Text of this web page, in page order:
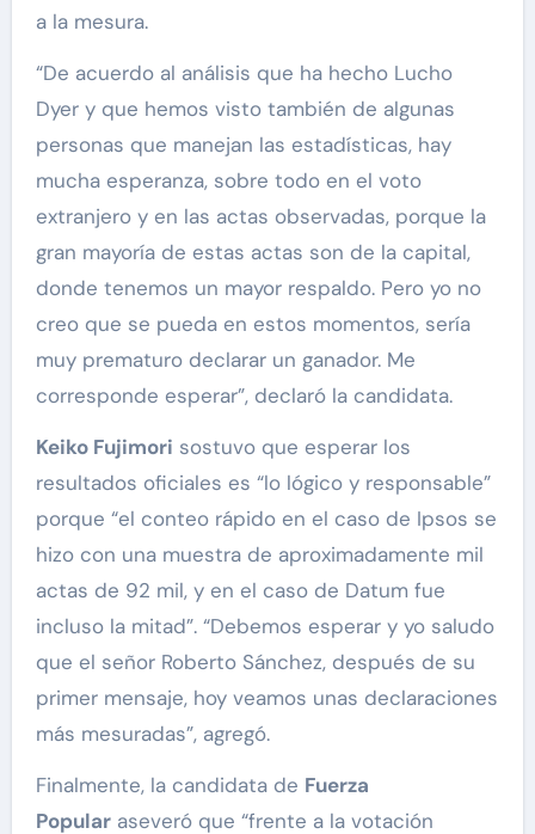
a la mesura.
“De acuerdo al análisis que ha hecho Lucho
Dyer y que hemos visto también de algunas
personas que manejan las estadísticas, hay
mucha esperanza, sobre todo en el voto
extranjero y en las actas observadas, porque la
gran mayoría de estas actas son de la capital,
donde tenemos un mayor respaldo. Pero yo no
creo que se pueda en estos momentos, sería
muy prematuro declarar un ganador. Me
corresponde esperar”, declaró la candidata.
Keiko Fujimori sostuvo que esperar los
resultados oficiales es “lo lógico y responsable”
porque “el conteo rápido en el caso de Ipsos se
hizo con una muestra de aproximadamente mil
actas de 92 mil, y en el caso de Datum fue
incluso la mitad”. “Debemos esperar y yo saludo
que el señor Roberto Sánchez, después de su
primer mensaje, hoy veamos unas declaraciones
más mesuradas”, agregó.
Finalmente, la candidata de Fuerza
Popularaseveró que “frente a la votación